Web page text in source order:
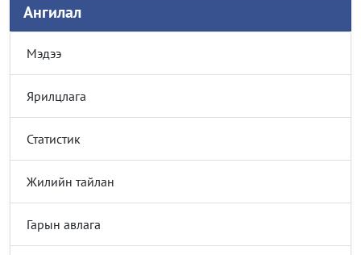
Ангилал
Мэдээ
Ярилцлага
Статистик
Жилийн тайлан
Гарын авлага